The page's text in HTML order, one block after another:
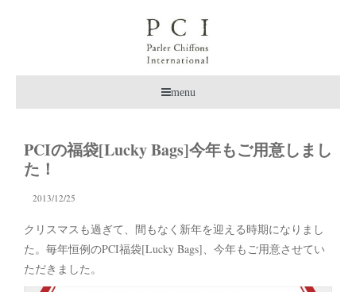
menu
PCIの福袋[Lucky Bags]今年もご用意しまし
た！
2013/12/25
クリスマスも過ぎて、間もなく新年を迎える時期になりまし
た。毎年恒例のPCI福袋[Lucky Bags]、今年もご用意させてい
ただきました。